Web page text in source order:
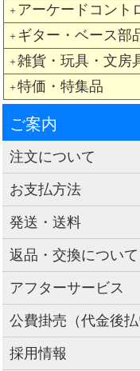
＋ アーケードコント
＋ ギター・ベース部
＋ 雑貨・玩具・文房
＋ 特価・特集品
ご案内
注文について
お支払方法
発送・送料
返品・交換について
アフターサービス
公費掛売（代金後払
採用情報